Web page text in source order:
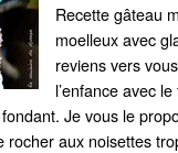
Recette gâteau
moelleux avec
reviens vers
l’enfance avec
Je vous le
rocher aux noisettes